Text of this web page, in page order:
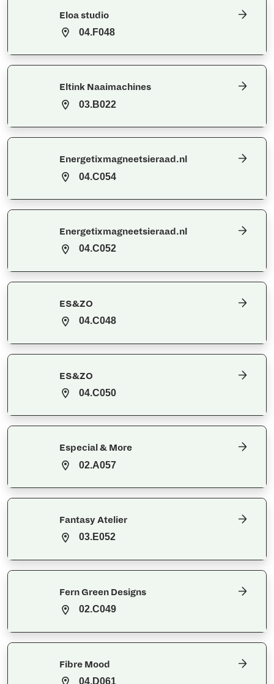
Eloa studio
04.F048
Eltink Naaimachines
03.B022
Energetixmagneetsieraad.nl
04.C054
Energetixmagneetsieraad.nl
04.C052
ES&ZO
04.C048
ES&ZO
04.C050
Especial & More
02.A057
Fantasy Atelier
03.E052
Fern Green Designs
02.C049
Fibre Mood
04.D061